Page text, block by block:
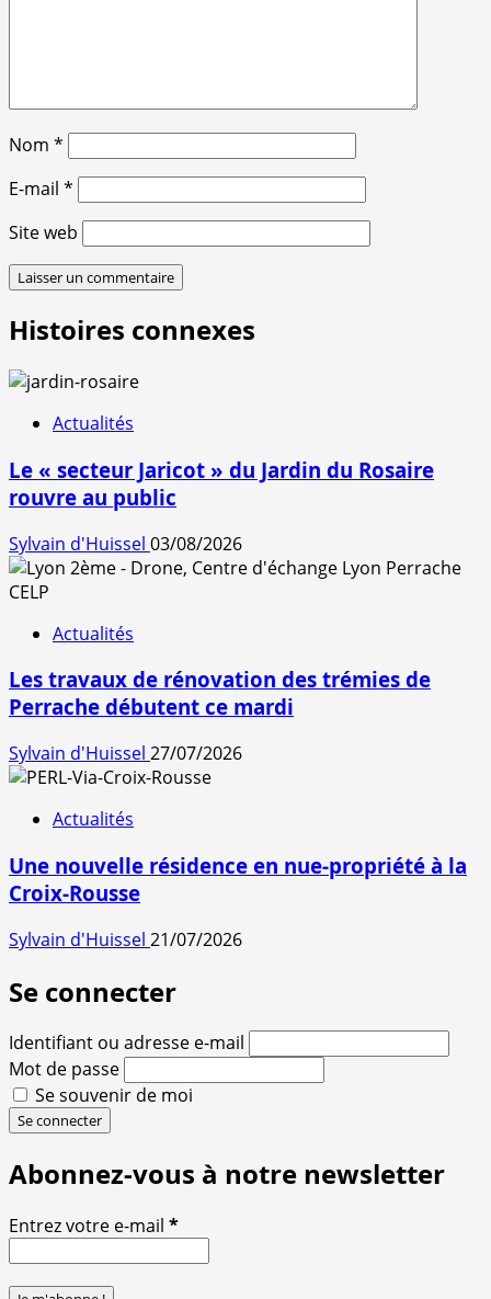
Nom *
E-mail *
Site web
Histoires connexes
Actualités
Le « secteur Jaricot » du Jardin du Rosaire
rouvre au public
Sylvain d'Huissel 03/08/2026
Actualités
Les travaux de rénovation des trémies de
Perrache débutent ce mardi
Sylvain d'Huissel 27/07/2026
Actualités
Une nouvelle résidence en nue-propriété à la
Croix-Rousse
Sylvain d'Huissel 21/07/2026
Se connecter
Identifiant ou adresse e-mail
Mot de passe
Se souvenir de moi
Se connecter
Abonnez-vous à notre newsletter
Entrez votre e-mail *